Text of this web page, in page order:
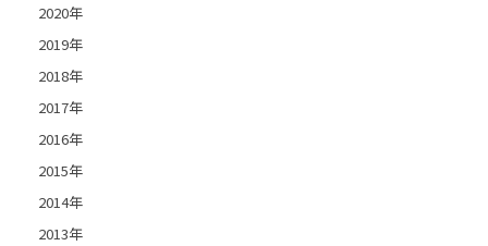
2020年
2019年
2018年
2017年
2016年
2015年
2014年
2013年